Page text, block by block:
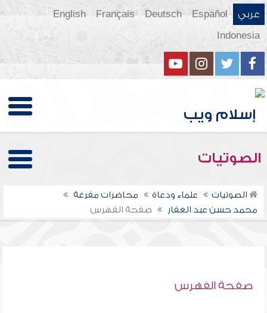
عربي Español
Deutsch
Français
English
Indonesia
الصوتيات
الصوتيات علماء ودعاة
محاضرات مفرغة
محمد حسن عبد الغفار
صفحة الفهرس
صفحة الفهرس